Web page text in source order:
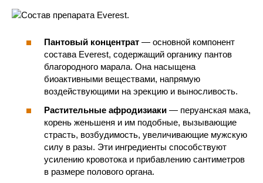
Пантовый концентрат — основной компонент
состава Everest, содержащий органику пантов
благородного марала. Она насыщена
биоактивными веществами, напрямую
воздействующими на эрекцию и выносливость.
Растительные афродизиаки — перуанская мака,
корень женьшеня и им подобные, вызывающие
страсть, возбудимость, увеличивающие мужскую
силу в разы. Эти ингредиенты способствуют
усилению кровотока и прибавлению сантиметров
в размере полового органа.